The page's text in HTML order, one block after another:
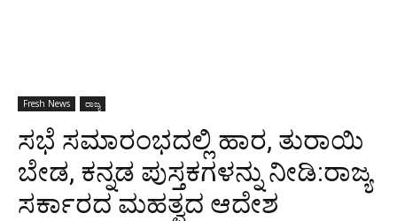
Fresh News ರಾಜ್ಯ
ಸಭೆ ಸಮಾರಂಭದಲ್ಲಿ ಹಾರ, ತುರಾಯಿ
ಬೇಡ, ಕನ್ನಡ ಪುಸ್ತಕಗಳನ್ನು ನೀಡಿ:ರಾಜ್ಯ
ಸರ್ಕಾರದ ಮಹತ್ವದ ಆದೇಶ